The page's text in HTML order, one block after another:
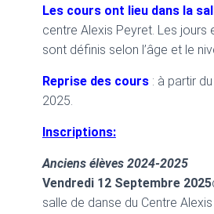
Les cours ont lieu dans la
centre Alexis Peyret. Les jours
sont définis selon l’âge et le
Reprise des cours: à partir
2025.
Inscriptions:
Anciens élèves 2024-2025
Vendredi 12 Septembre 2025
salle de danse du Centre